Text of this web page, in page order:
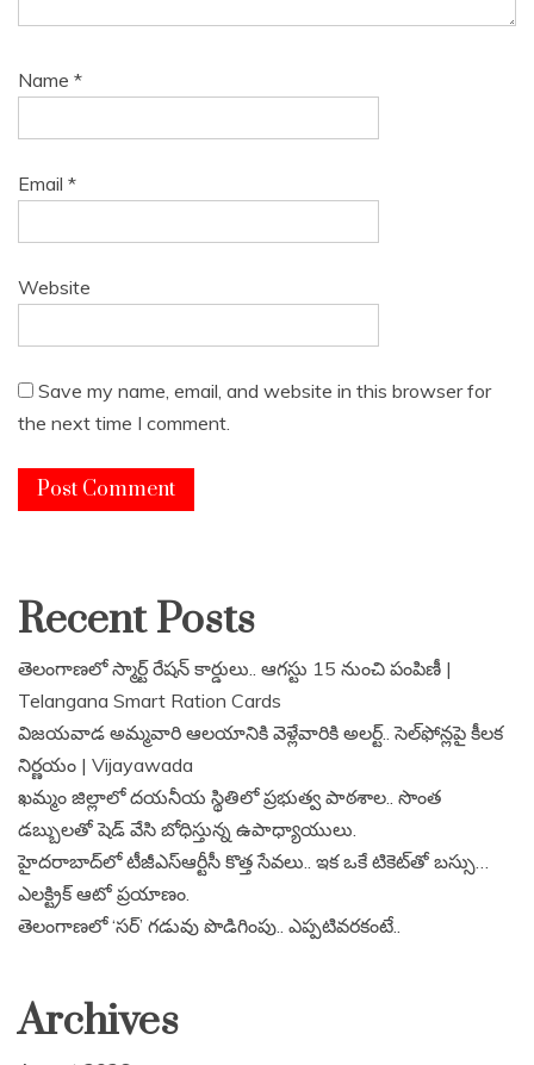
Name *
Email *
Website
Save my name, email, and website in this browser for
the next time I comment.
Recent Posts
తెలంగాణలో స్మార్ట్ రేషన్ కార్డులు.. ఆగస్టు 15 నుంచి పంపిణీ |
Telangana Smart Ration Cards
విజయవాడ అమ్మవారి ఆలయానికి వెళ్లేవారికి అలర్ట్.. సెల్‌ఫోన్లపై కీలక
నిర్ణయం | Vijayawada
ఖమ్మం జిల్లాలో దయనీయ స్థితిలో ప్రభుత్వ పాఠశాల.. సొంత
డబ్బులతో షెడ్ వేసి బోధిస్తున్న ఉపాధ్యాయులు.
హైదరాబాద్‌లో టీజీఎస్‌ఆర్టీసీ కొత్త సేవలు.. ఇక ఒకే టికెట్‌తో బస్సు…
ఎలక్ట్రిక్ ఆటో ప్రయాణం.
తెలంగాణలో ‘సర్’ గడువు పొడిగింపు.. ఎప్పటివరకంటే..
Archives